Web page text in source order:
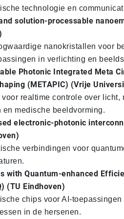
technologie en
solution-processable
nanokristallen voor
in verlichting en
Photonic Integrated Meta
(METAPIC) (Vrije
realtime controle over licht,
en medische beeldvorming.
electronic-photonic
verbindingen voor
with Quantum-enhanced
(TU Eindhoven)
chips voor AI-
in de hersenen.